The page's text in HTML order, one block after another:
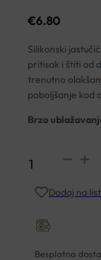
€6.80
Silikonski
pritisak i štiti od
trenutno
poboljšanje kod
Brzo
PEDISOFT
JASTUK
NOŽNE
PRSTE 107100
Dodaj na
Besplatna